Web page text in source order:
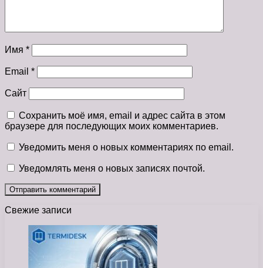
Имя *
Email *
Сайт
Сохранить моё имя, email и адрес сайта в этом
браузере для последующих моих комментариев.
Уведомить меня о новых комментариях по email.
Уведомлять меня о новых записях почтой.
Свежие записи